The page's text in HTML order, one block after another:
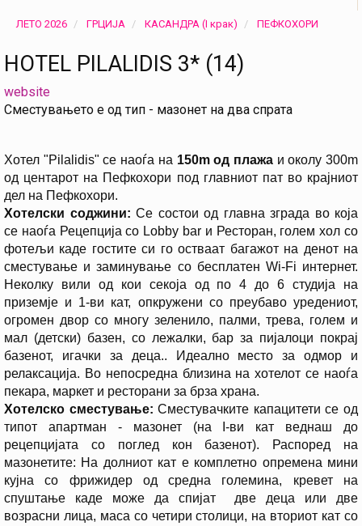
ЛЕТО 2026 ГРЦИЈА КАСАНДРА (I крак) ПЕФКОХОРИ
HOTEL PILALIDIS 3* (14)
website
Сместувањето е од тип - мазонет на два спрата
Хотел "Pilalidis" се наоѓа на 150m од плажаи околу 300m
од центарот на Пефкохори под главниот пат во крајниот
дел на Пефкохори.
Хотелски соджини: Се состои од главна зграда во која
се наоѓа Рецепција со Lobby bar и Ресторан, голем хол со
фотељи каде гостите си го остваат багажот на денот на
сместување и заминување со бесплатен Wi-Fi интернет.
Неколку вили од кои секоја oд по 4 до 6 студија на
приземје и 1-ви кат, опкружени со преубаво уредениот,
огромен двор со многу зеленило, палми, трева, голем и
мал (детски) базен, со лежалки, бар за пијалоци покрај
базенот, игачки за деца.. Идеално место за одмор и
релаксација. Во непосредна близина на хотелот се наоѓа
пекара, маркет и ресторани за брза храна.
Хотелско сместување: Сместувачките капацитети се од
типот апартман - мазонет (на I-ви кат веднаш до
рецепцијата со поглед кон базенот). Распоред на
мазонетите: На долниот кат е комплетно опремена мини
кујна со фрижидер од средна големина, кревет на
спуштање каде може да спијат две деца или две
возрасни лица, маса со четири столици, на вториот кат со